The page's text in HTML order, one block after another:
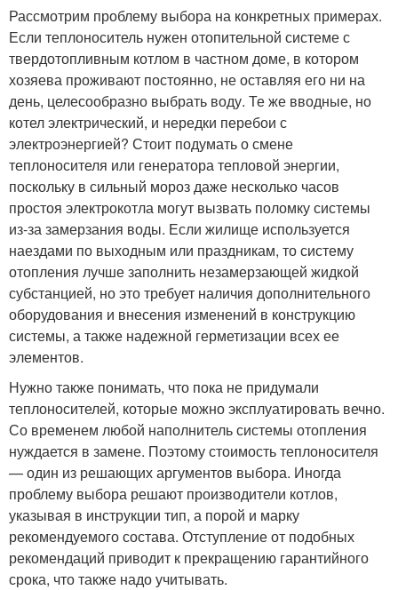
Рассмотрим проблему выбора на конкретных примерах.
Если теплоноситель нужен отопительной системе с
твердотопливным котлом в частном доме, в котором
хозяева проживают постоянно, не оставляя его ни на
день, целесообразно выбрать воду. Те же вводные, но
котел электрический, и нередки перебои с
электроэнергией? Стоит подумать о смене
теплоносителя или генератора тепловой энергии,
поскольку в сильный мороз даже несколько часов
простоя электрокотла могут вызвать поломку системы
из-за замерзания воды. Если жилище используется
наездами по выходным или праздникам, то систему
отопления лучше заполнить незамерзающей жидкой
субстанцией, но это требует наличия дополнительного
оборудования и внесения изменений в конструкцию
системы, а также надежной герметизации всех ее
элементов.
Нужно также понимать, что пока не придумали
теплоносителей, которые можно эксплуатировать вечно.
Со временем любой наполнитель системы отопления
нуждается в замене. Поэтому стоимость теплоносителя
— один из решающих аргументов выбора. Иногда
проблему выбора решают производители котлов,
указывая в инструкции тип, а порой и марку
рекомендуемого состава. Отступление от подобных
рекомендаций приводит к прекращению гарантийного
срока, что также надо учитывать.